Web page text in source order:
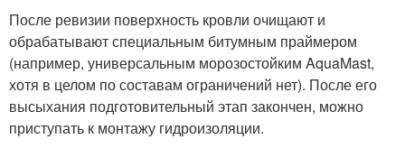
После ревизии поверхность кровли очищают и
обрабатывают специальным битумным праймером
(например, универсальным морозостойким AquaMast,
хотя в целом по составам ограничений нет). После его
высыхания подготовительный этап закончен, можно
приступать к монтажу гидроизоляции.